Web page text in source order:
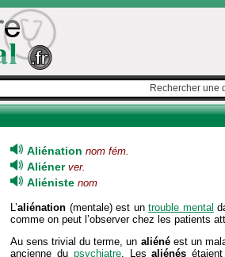
Aliénation nom fém.
Aliéner ver.
Aliéniste nom
L’aliénation (mentale) est untrouble mental
comme on peut l’observer chez les patients
Au sens trivial du terme, un aliénéest un
ancienne du psychiatre. Lesaliénés